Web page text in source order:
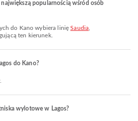
popularnością wśród osób
do Kano wybiera linięSaudia
ten kierunek.
do Kano?
wylotowe w Lagos?